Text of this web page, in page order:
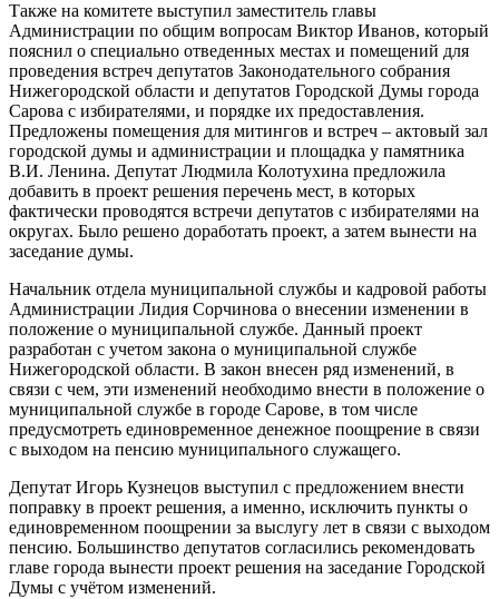
Также на комитете выступил заместитель главы
Администрации по общим вопросам Виктор Иванов, который
пояснил о специально отведенных местах и помещений для
проведения встреч депутатов Законодательного собрания
Нижегородской области и депутатов Городской Думы города
Сарова с избирателями, и порядке их предоставления.
Предложены помещения для митингов и встреч – актовый зал
городской думы и администрации и площадка у памятника
В.И. Ленина. Депутат Людмила Колотухина предложила
добавить в проект решения перечень мест, в которых
фактически проводятся встречи депутатов с избирателями на
округах. Было решено доработать проект, а затем вынести на
заседание думы.
Начальник отдела муниципальной службы и кадровой работы
Администрации Лидия Сорчинова о внесении изменении в
положение о муниципальной службе. Данный проект
разработан с учетом закона о муниципальной службе
Нижегородской области. В закон внесен ряд изменений, в
связи с чем, эти изменений необходимо внести в положение о
муниципальной службе в городе Сарове, в том числе
предусмотреть единовременное денежное поощрение в связи
с выходом на пенсию муниципального служащего.
Депутат Игорь Кузнецов выступил с предложением внести
поправку в проект решения, а именно, исключить пункты о
единовременном поощрении за выслугу лет в связи с выходом
пенсию. Большинство депутатов согласились рекомендовать
главе города вынести проект решения на заседание Городской
Думы с учётом изменений.